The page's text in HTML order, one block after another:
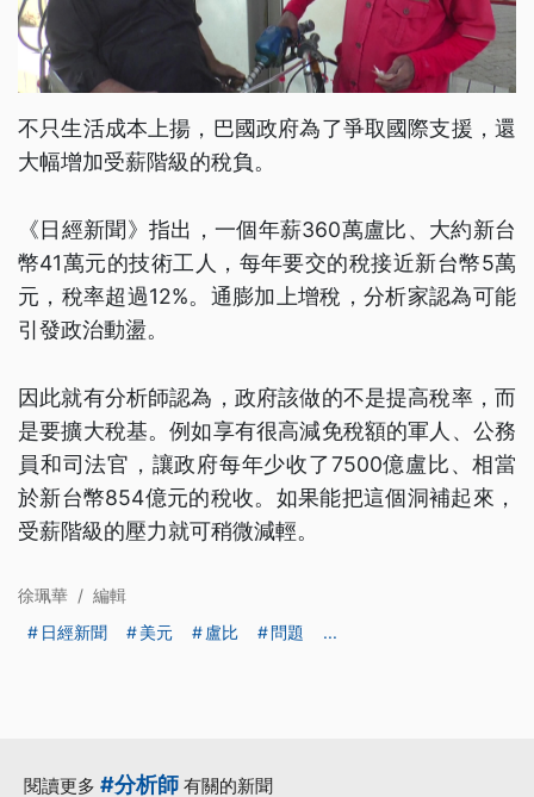
不只生活成本上揚，巴國政府為了爭取國際支援，還
大幅增加受薪階級的稅負。
《日經新聞》指出，一個年薪360萬盧比、大約新台
幣41萬元的技術工人，每年要交的稅接近新台幣5萬
元，稅率超過12%。通膨加上增稅，分析家認為可能
引發政治動盪。
因此就有分析師認為，政府該做的不是提高稅率，而
是要擴大稅基。例如享有很高減免稅額的軍人、公務
員和司法官，讓政府每年少收了7500億盧比、相當
於新台幣854億元的稅收。如果能把這個洞補起來，
受薪階級的壓力就可稍微減輕。
徐珮華 / 編輯
日經新聞
美元 盧比 問題 ...
閱讀更多 #分析師 有關的新聞